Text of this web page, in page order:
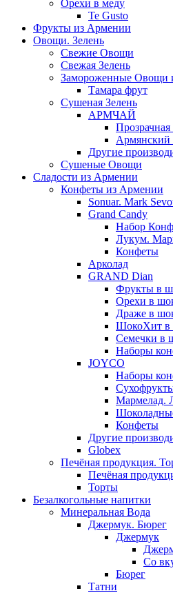
Орехи в меду
Te Gusto
Фрукты из Армении
Овощи. Зелень
Свежие Овощи
Свежая Зелень
Замороженные Овощи
Тамара фрут
Сушеная Зелень
АРМЧАЙ
Прозрачная
Армянский
Другие
Сушеные Овощи
Сладости из Армении
Конфеты из Армении
Sonuar. Mark
Grand Candy
Набор
Лукум.
Конфеты
Арколад
GRAND Dian
Фрукты в
Орехи в
Драже в
ШокоХит в
Семечки в
Наборы
JOYCO
Наборы
Мармелад.
Конфеты
Другие
Globex
Печёная продукция.
Печёная
Торты
Безалкогольные напитки
Минеральная Вода
Джермук. Бюрег
Джермук
Со
Бюрег
Татни